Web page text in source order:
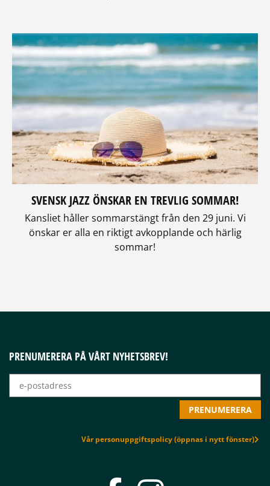
SVENSK JAZZ ÖNSKAR EN TREVLIG SOMMAR!
Kansliet håller sommarstängt från den 29 juni. Vi
önskar er alla en riktigt avkopplande och härlig
sommar!
PRENUMERERA PÅ VÅRT NYHETSBREV!
Vår personuppgiftspolicy (öppnas i nytt fönster)